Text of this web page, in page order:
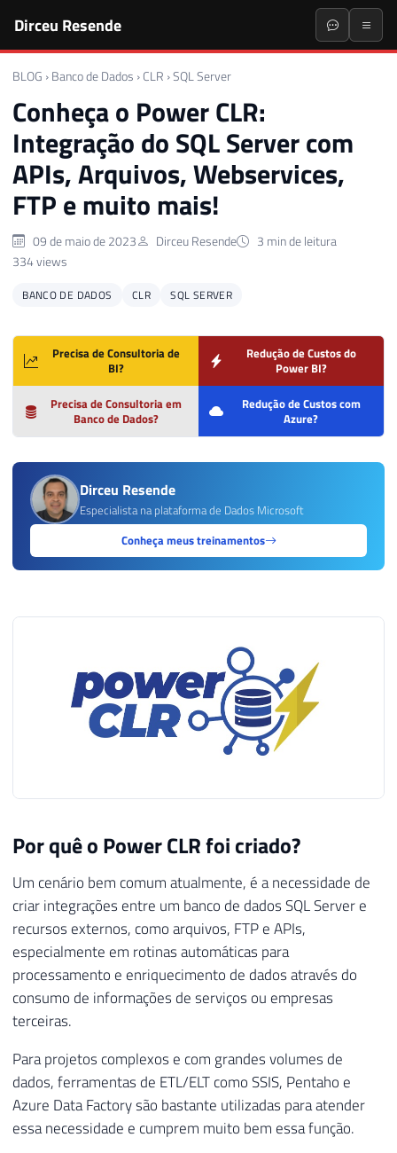
Dirceu Resende
BLOG › Banco de Dados › CLR ›SQL Server
Conheça o Power CLR:
Integração do SQL Server com
APIs, Arquivos, Webservices,
FTP e muito mais!
09 de maio de 2023 Dirceu Resende
3 min de leitura
334 views
BANCO DE DADOS CLR SQL SERVER
Precisa de Consultoria de
BI?
Redução de Custos do
Power BI?
Precisa de Consultoria em
Banco de Dados?
Redução de Custos com
Azure?
Dirceu Resende
Especialista na plataforma de Dados Microsoft
Conheça meus treinamentos
Por quê o Power CLR foi criado?
Um cenário bem comum atualmente, é a necessidade de
criar integrações entre um banco de dados SQL Server e
recursos externos, como arquivos, FTP e APIs,
especialmente em rotinas automáticas para
processamento e enriquecimento de dados através do
consumo de informações de serviços ou empresas
terceiras.
Para projetos complexos e com grandes volumes de
dados, ferramentas de ETL/ELT como SSIS, Pentaho e
Azure Data Factory são bastante utilizadas para atender
essa necessidade e cumprem muito bem essa função.